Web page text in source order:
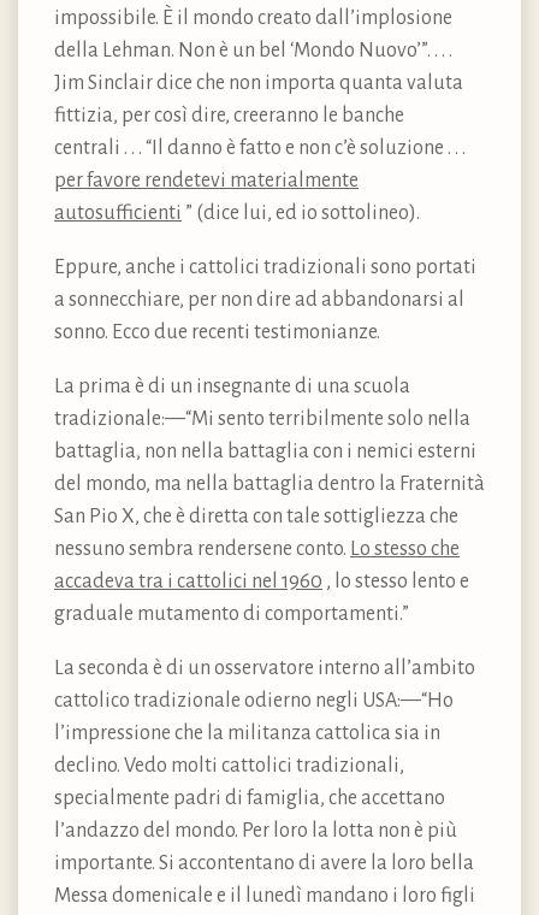
impossibile. È il mondo creato dall’implosione
della Lehman. Non è un bel ‘Mondo Nuovo’”. . . .
Jim Sinclair dice che non importa quanta valuta
fittizia, per così dire, creeranno le banche
centrali . . . “Il danno è fatto e non c’è soluzione . . .
per favore rendetevi materialmente
autosufficienti ” (dice lui, ed io sottolineo).
Eppure, anche i cattolici tradizionali sono portati
a sonnecchiare, per non dire ad abbandonarsi al
sonno. Ecco due recenti testimonianze.
La prima è di un insegnante di una scuola
tradizionale:—“Mi sento terribilmente solo nella
battaglia, non nella battaglia con i nemici esterni
del mondo, ma nella battaglia dentro la Fraternità
San Pio X, che è diretta con tale sottigliezza che
nessuno sembra rendersene conto. Lo stesso che
accadeva tra i cattolici nel 1960 , lo stesso lento e
graduale mutamento di comportamenti.”
La seconda è di un osservatore interno all’ambito
cattolico tradizionale odierno negli USA:—“Ho
l’impressione che la militanza cattolica sia in
declino. Vedo molti cattolici tradizionali,
specialmente padri di famiglia, che accettano
l’andazzo del mondo. Per loro la lotta non è più
importante. Si accontentano di avere la loro bella
Messa domenicale e il lunedì mandano i loro figli